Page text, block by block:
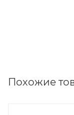
Похожие